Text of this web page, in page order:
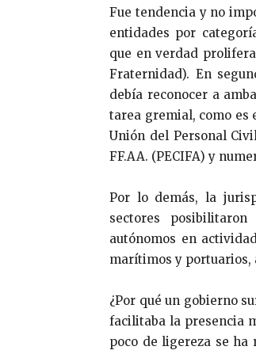
Fue tendencia y no
entidades por
que en verdad
Fraternidad). En
debía reconocer a
tarea gremial, como es
Unión del Personal
FF.AA. (PECIFA) y
Por lo demás, la
sectores
autónomos en
marítimos y portuarios,
¿Por qué un gobierno
facilitaba la presencia
poco de ligereza se ha